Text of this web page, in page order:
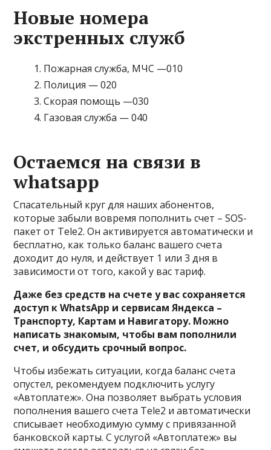
Новые номера
экстренных служб
Пожарная служба, МЧС —010
Полиция —020
Скорая помощь —030
Газовая служба —040
Остаемся на связи в
whatsapp
Спасательный круг для наших абонентов,
которые забыли вовремя пополнить счет – SOS-
пакет от Tele2. Он активируется автоматически и
бесплатно, как только баланс вашего счета
доходит до нуля, и действует 1 или 3 дня в
зависимости от того, какой у вас тариф.
Даже без средств на счете у вас сохраняется
доступ к WhatsApp и сервисам Яндекса –
Транспорту, Картам и Навигатору. Можно
написать знакомым, чтобы вам пополнили
счет, и обсудить срочный вопрос.
Чтобы избежать ситуации, когда баланс счета
опустел, рекомендуем подключить услугу
«Автоплатеж». Она позволяет выбрать условия
пополнения вашего счета Tele2 и автоматически
списывает необходимую сумму с привязанной
банковской карты. С услугой «Автоплатеж» вы